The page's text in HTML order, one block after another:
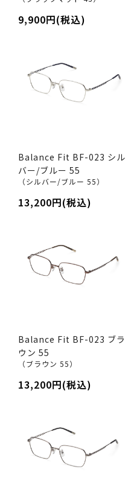
9,900円(税込)
Balance Fit BF-023 シル
バー/ブルー 55
（シルバー/ブルー 55）
13,200円(税込)
Balance Fit BF-023 ブラ
ウン 55
（ブラウン 55）
13,200円(税込)